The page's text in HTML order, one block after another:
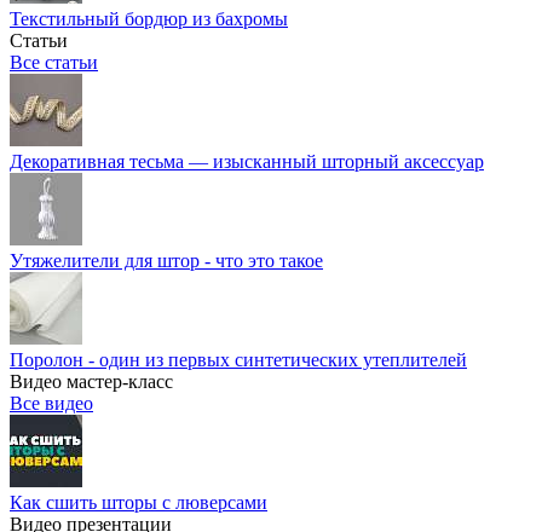
Текстильный бордюр из бахромы
Статьи
Все статьи
Декоративная тесьма — изысканный шторный аксессуар
Утяжелители для штор - что это такое
Поролон - один из первых синтетических утеплителей
Видео мастер-класс
Все видео
Как сшить шторы с люверсами
Видео презентации